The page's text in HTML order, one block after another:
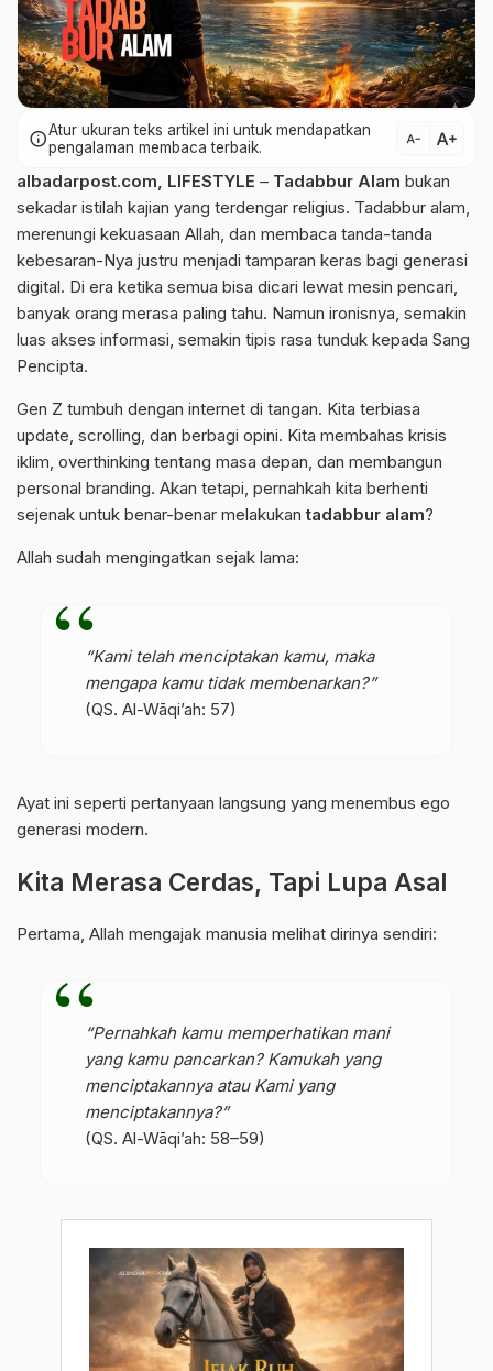
infoAtur ukuran teks artikel ini untuk mendapatkan
pengalaman membaca terbaik.
text_decrease text_increase
albadarpost.com, LIFESTYLE – Tadabbur Alam bukan
sekadar istilah kajian yang terdengar religius. Tadabbur alam,
merenungi kekuasaan Allah, dan membaca tanda-tanda
kebesaran-Nya justru menjadi tamparan keras bagi generasi
digital. Di era ketika semua bisa dicari lewat mesin pencari,
banyak orang merasa paling tahu. Namun ironisnya, semakin
luas akses informasi, semakin tipis rasa tunduk kepada Sang
Pencipta.
Gen Z tumbuh dengan internet di tangan. Kita terbiasa
update, scrolling, dan berbagi opini. Kita membahas krisis
iklim, overthinking tentang masa depan, dan membangun
personal branding. Akan tetapi, pernahkah kita berhenti
sejenak untuk benar-benar melakukantadabbur alam?
Allah sudah mengingatkan sejak lama:
“Kami telah menciptakan kamu, maka
mengapa kamu tidak membenarkan?”
(QS. Al-Wāqi’ah: 57)
Ayat ini seperti pertanyaan langsung yang menembus ego
generasi modern.
Kita Merasa Cerdas, Tapi Lupa Asal
Pertama, Allah mengajak manusia melihat dirinya sendiri:
“Pernahkah kamu memperhatikan mani
yang kamu pancarkan? Kamukah yang
menciptakannya atau Kami yang
menciptakannya?”
(QS. Al-Wāqi’ah: 58–59)